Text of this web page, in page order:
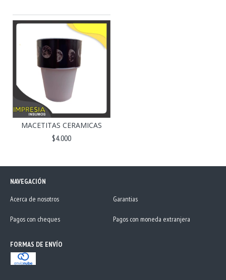
MACETITAS CERAMICAS
$4.000
NAVEGACIÓN
Acerca de nosotros
Garantias
Pagos con cheques Pagos con moneda extranjera
FORMAS DE ENVÍO